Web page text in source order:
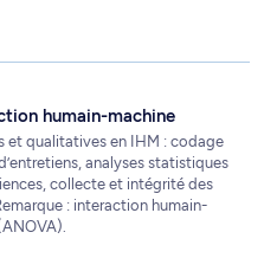
humain-machine
et qualitatives en IHM : codage
analyses statistiques
collecte et intégrité des
: interaction humain-